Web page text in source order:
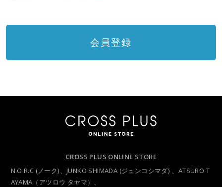
会員登録
CROSS PLUS ONLINE STORE
N.O.R.C (ノーク)、JUNKO SHIMADA (ジュンコシマダ) 、ATSURO T
AYAMA（アツロウ タヤマ）、